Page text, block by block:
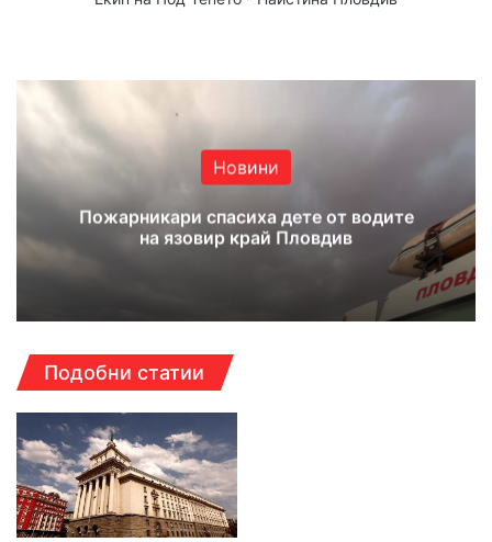
Новини
Пожарникари спасиха дете от водите
на язовир край Пловдив
Подобни статии